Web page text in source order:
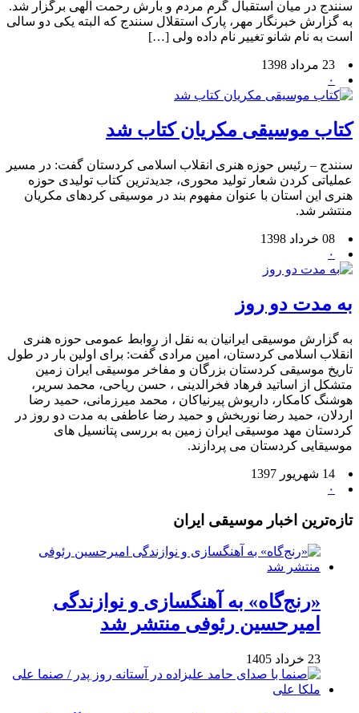
سنندج در میان استقبال گرم مردم و بارش رحمت الهی برگزار شد.
به گزارش خبرنگار مهر، پارک استقلال سنندج که البته یکی دو سالی
است به نام شانو تغییر نام داده ولی […]
23 مرداد 1398
۰
کتاب موسیقی مکریان کتاب شد
سنندج – رئیس حوزه هنری انقلاب اسلامی کردستان گفت: در مسیر
عملیاتی کردن شعار تولید محوری، جدیدترین کتاب تولیدی حوزه
هنری این استان با عنوان مفهوم بند در موسیقی کردهای مکریان
منتشر شد.
08 خرداد 1398
۰
به مدت دو روز
به گزارش موسیقی ایرانیان به نقل از روابط عمومی حوزه هنری
انقلاب اسلامی کردستان، امین مرادی گفت: برای اولین بار در طول
تاریخ موسیقی کردستان بزرگان و مفاخر موسیقی ایران زمین
متشکل از اساتید فرهاد فخرالدینی ، حسن ریاحی، محمد سریر،
هوشنگ کامکار، داریوش پیرنیاکان ، محمد میرزمانی، حمید رضا
اردلان، حمید رضا نوربخش و حمید رضا عاطفی به مدت دو روز در
کردستان مهد موسیقی ایران زمین به بررسی پتانسیل های
موسیقایی کردستان می پردازند.
14 شهریور 1397
۰
تازه‌ترین اخبار موسیقی ایران
«رنج‌گاه» به آهنگسازی و نوازندگی
امیرحسین رئوفی منتشر شد
23 خرداد 1405